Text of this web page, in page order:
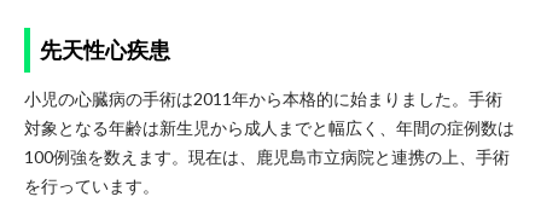
先天性心疾患
小児の心臓病の手術は2011年から本格的に始まりました。手術
対象となる年齢は新生児から成人までと幅広く、年間の症例数は
100例強を数えます。現在は、鹿児島市立病院と連携の上、手術
を行っています。